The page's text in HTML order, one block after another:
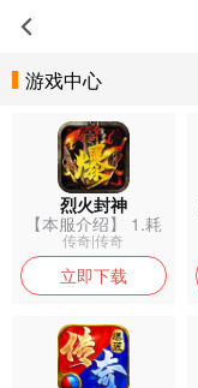
游戏中心
烈火封神
【本服介绍】 1.耗
时一年打...
传奇|传奇
立即下载